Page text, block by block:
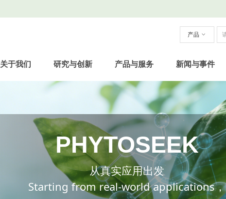
产品 ꀁ
关于我们 研究与创新 产品与服务 新闻与事件
PHYTOSEEK
从真实应用出发
Starting from real-world applications，